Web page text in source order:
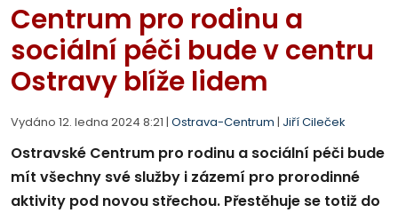
Centrum pro rodinu a
sociální péči bude v centru
Ostravy blíže lidem
Vydáno 12. ledna 2024 8:21 | Ostrava-Centrum | Jiří Cileček
Ostravské Centrum pro rodinu a sociální péči bude
mít všechny své služby i zázemí pro prorodinné
aktivity pod novou střechou. Přestěhuje se totiž do